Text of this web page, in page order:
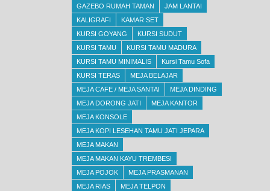
GAZEBO RUMAH TAMAN
JAM LANTAI
KALIGRAFI
KAMAR SET
KURSI GOYANG
KURSI SUDUT
KURSI TAMU
KURSI TAMU MADURA
KURSI TAMU MINIMALIS
Kursi Tamu Sofa
KURSI TERAS
MEJA BELAJAR
MEJA CAFE / MEJA SANTAI
MEJA DINDING
MEJA DORONG JATI
MEJA KANTOR
MEJA KONSOLE
MEJA KOPI LESEHAN TAMU JATI JEPARA
MEJA MAKAN
MEJA MAKAN KAYU TREMBESI
MEJA POJOK
MEJA PRASMANAN
MEJA RIAS
MEJA TELPON